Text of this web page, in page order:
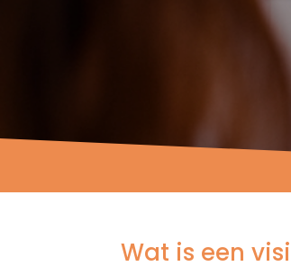
Wat is een